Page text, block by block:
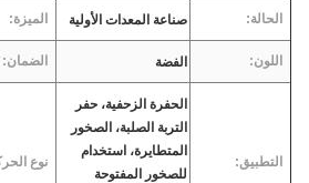
الحالة: صناعة المعدات الأولية الميزة:
اللون: الفضة الضمان:
التطبيق:
الحفرة الزحفية، حفر
التربة الصلبة، الصخور
المتطايرة، استخدام
للصخور المفتوحة
نوع